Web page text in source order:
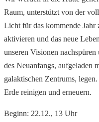
Raum, unterstützt von der
Licht für das kommende Jahr
aktivieren und das neue
unseren Visionen
des Neuanfangs, aufgeladen
galaktischen Zentrums,
Erde reinigen und erneuern.
Beginn: 22.12., 13 Uhr